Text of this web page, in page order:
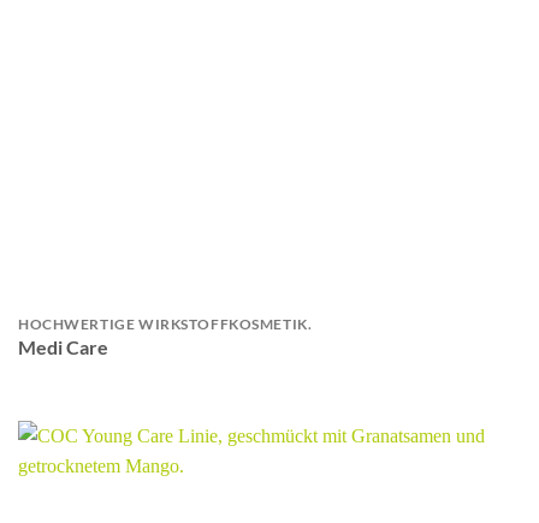
HOCHWERTIGE WIRKSTOFFKOSMETIK.
Medi Care